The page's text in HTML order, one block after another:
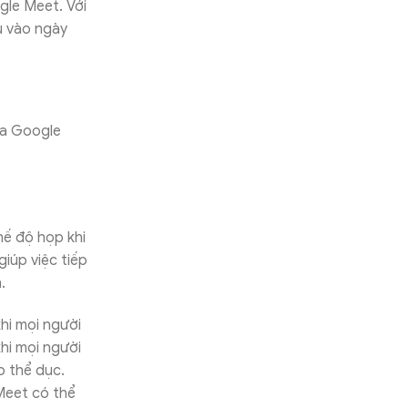
Meet. Với
vào ngày
Google
độ họp khi
việc tiếp
mọi người
mọi người
thể dục.
có thể